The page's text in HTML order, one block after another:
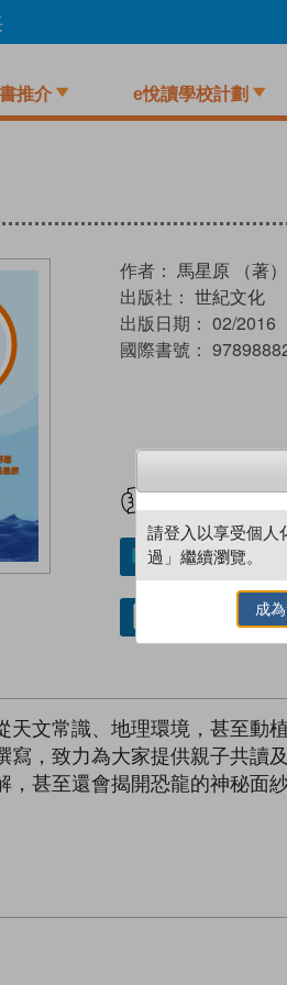
推介 e悅讀學校計劃
作者： 馬星原 （著）
出版社： 世紀文化
出版日期： 02/2016
國際書號：
加入／閱讀電子
借閱實體書
天文常識、地理環境，甚至
寫，致力為大家提供親子共讀
甚至還會揭開恐龍的神秘面
請登入以享受個人
過」繼續瀏覽。
成